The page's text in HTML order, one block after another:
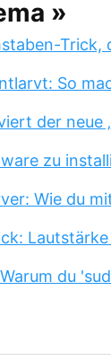
»
Trick,
So
der neue
zu
Wie du
du